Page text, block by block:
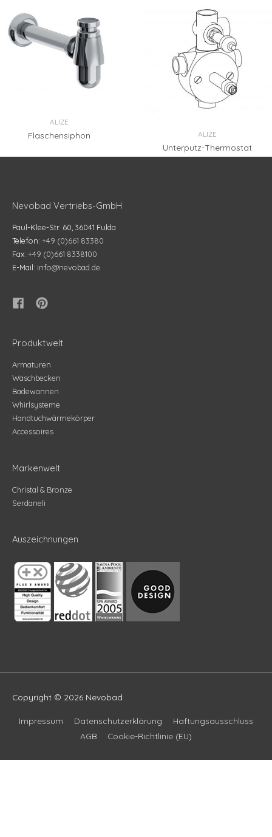
ALIZE
Flaschensiphon ALIZE
Unterputz-Thermostat
Nevobad Vertriebs-GmbH
Paul-Klee-Str. 60, 36041 Fulda
Telefon: +49 (0)661 83380
Fax: +49 (0)661 8338100
E-Mail: info@nevobad.de
Produktwelt
Armaturen
Waschbecken
Badewannen
Whirlsysteme
Handtuchwärmekörper
Accessoires
Markenwelt
Christal & Bronze
Serdaneli
Auszeichnungen
Copyright © 2026 Nevobad
Impressum Datenschutzerklärung
Haftungsausschluss
AGB
Cookie-Richtlinie (EU)